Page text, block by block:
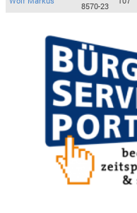
8570-23